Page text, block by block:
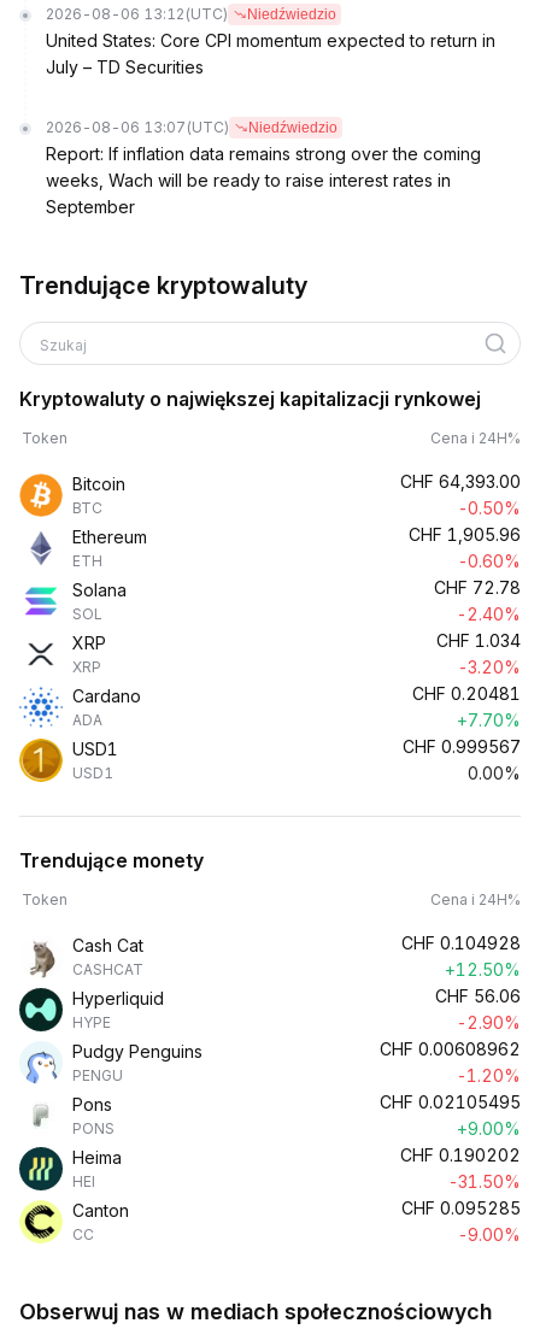
2026-08-06 13:12 (UTC) Niedźwiedzio
United States: Core CPI momentum expected to return in
July – TD Securities
2026-08-06 13:07 (UTC) Niedźwiedzio
Report: If inflation data remains strong over the coming
weeks, Wach will be ready to raise interest rates in
September
Trendujące kryptowaluty
Szukaj
Kryptowaluty o największej kapitalizacji rynkowej
Token Cena i 24H%
Bitcoin
BTC
CHF 64,393.00
-0.50%
Ethereum
ETH
CHF 1,905.96
-0.60%
Solana
SOL
CHF 72.78
-2.40%
XRP
XRP
CHF 1.034
-3.20%
Cardano
ADA
CHF 0.20481
+7.70%
USD1
USD1
CHF 0.999567
0.00%
Trendujące monety
Token Cena i 24H%
Cash Cat
CASHCAT
CHF 0.104928
+12.50%
Hyperliquid
HYPE
CHF 56.06
-2.90%
Pudgy Penguins
PENGU
CHF 0.00608962
-1.20%
Pons
PONS
CHF 0.02105495
+9.00%
Heima
HEI
CHF 0.190202
-31.50%
Canton
CC
CHF 0.095285
-9.00%
Obserwuj nas w mediach społecznościowych